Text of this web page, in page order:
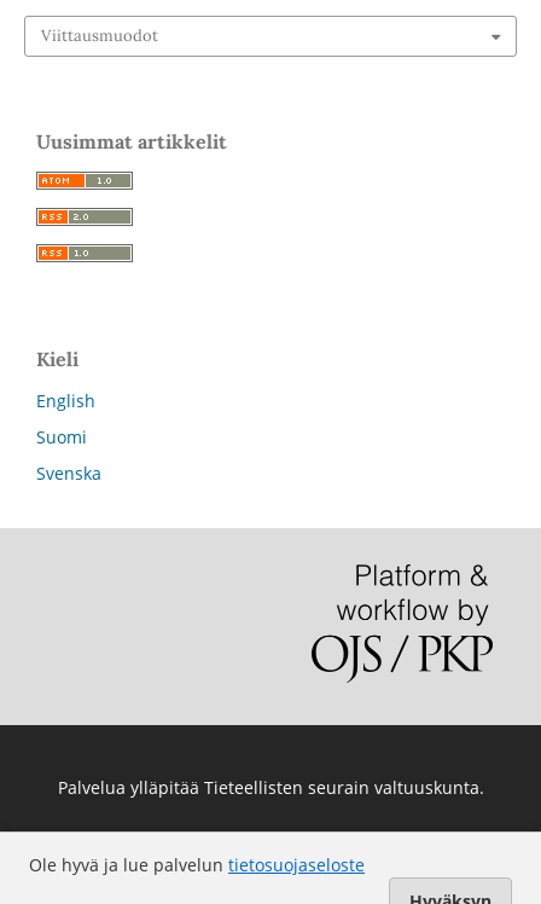
Viittausmuodot
Uusimmat artikkelit
Kieli
English
Suomi
Svenska
Ole hyvä ja lue palvelun tietosuojaseloste
Palvelua ylläpitää Tieteellisten seurain valtuuskunta.